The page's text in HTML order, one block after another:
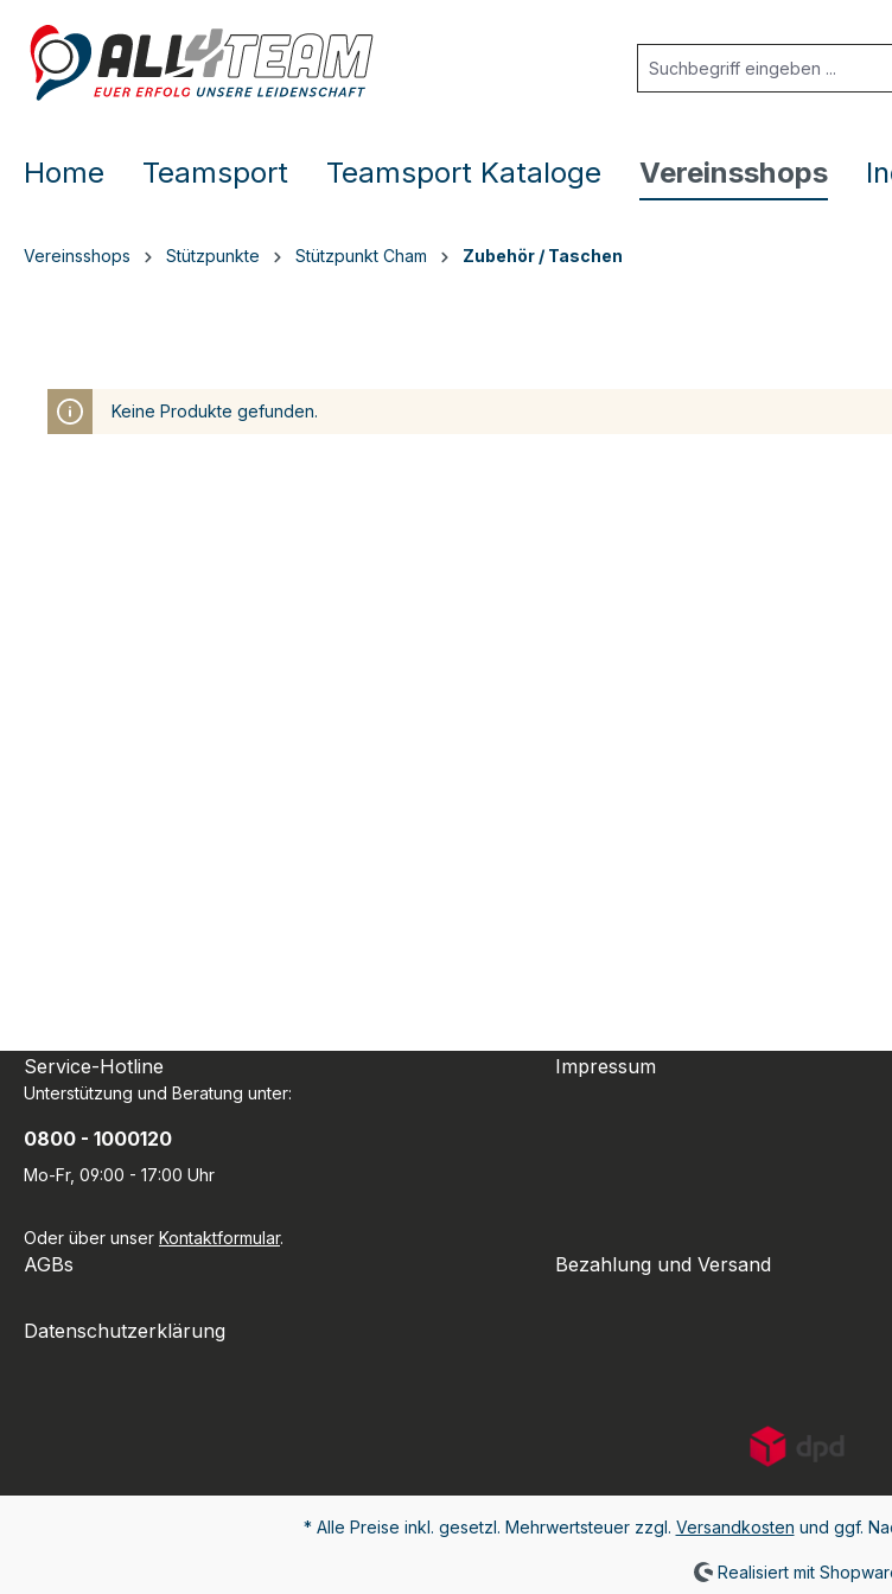
springen Zur Hauptnavigation springen
Home Teamsport Teamsport Kataloge Vereinsshops
Vereinsshops Stützpunkte Stützpunkt Cham Zubehör / Taschen
Keine Produkte gefunden.
Service-Hotline
Unterstützung und Beratung unter:
0800 - 1000120
Mo-Fr, 09:00 - 17:00 Uhr
Oder über unser Kontaktformular.
Impressum
AGBs Bezahlung und Versand
Datenschutzerklärung
* Alle Preise inkl. gesetzl. Mehrwertsteuer zzgl. Versandkosten und ggf.
Realisiert mit